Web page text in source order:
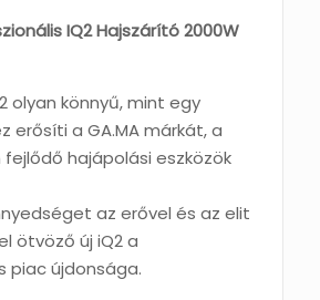
IQ2 Hajszárító 2000W
olyan könnyű, mint egy
erősíti a GA.MA márkát, a
hajápolási eszközök
az erővel és az elit
ötvöző új iQ2 a
piac újdonsága.